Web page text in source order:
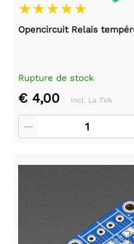
Opencircuit Relais
Rupture de stock
€ 4,00 Incl. La TVA